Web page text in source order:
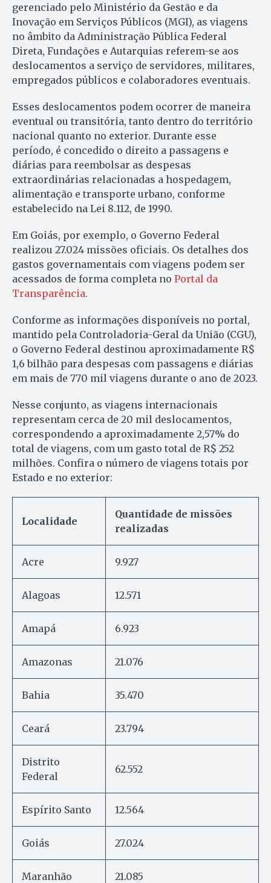
gerenciado pelo Ministério da Gestão e da
Inovação em Serviços Públicos (MGI), as viagens
no âmbito da Administração Pública Federal
Direta, Fundações e Autarquias referem-se aos
deslocamentos a serviço de servidores, militares,
empregados públicos e colaboradores eventuais.
Esses deslocamentos podem ocorrer de maneira
eventual ou transitória, tanto dentro do território
nacional quanto no exterior. Durante esse
período, é concedido o direito a passagens e
diárias para reembolsar as despesas
extraordinárias relacionadas a hospedagem,
alimentação e transporte urbano, conforme
estabelecido na Lei 8.112, de 1990.
Em Goiás, por exemplo, o Governo Federal
realizou 27.024 missões oficiais. Os detalhes dos
gastos governamentais com viagens podem ser
acessados de forma completa no Portal da
Transparência.
Conforme as informações disponíveis no portal,
mantido pela Controladoria-Geral da União (CGU),
o Governo Federal destinou aproximadamente R$
1,6 bilhão para despesas com passagens e diárias
em mais de 770 mil viagens durante o ano de 2023.
Nesse conjunto, as viagens internacionais
representam cerca de 20 mil deslocamentos,
correspondendo a aproximadamente 2,57% do
total de viagens, com um gasto total de R$ 252
milhões. Confira o número de viagens totais por
Estado e no exterior:
Localidade
Quantidade de missões
realizadas
Acre 9.927
Alagoas 12.571
Amapá 6.923
Amazonas 21.076
Bahia 35.470
Ceará 23.794
Distrito
Federal
62.552
Espírito Santo 12.564
Goiás 27.024
Maranhão 21.085